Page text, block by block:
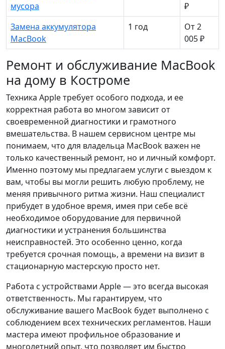
мусора
₽
Замена аккумулятора
MacBook
1 год
От 2
005 ₽
Ремонт и обслуживание MacBook
на дому в Костроме
Техника Apple требует особого подхода, и ее
корректная работа во многом зависит от
своевременной диагностики и грамотного
вмешательства. В нашем сервисном центре мы
понимаем, что для владельца MacBook важен не
только качественный ремонт, но и личный комфорт.
Именно поэтому мы предлагаем услуги с выездом к
вам, чтобы вы могли решить любую проблему, не
меняя привычного ритма жизни. Наш специалист
прибудет в удобное время, имея при себе всё
необходимое оборудование для первичной
диагностики и устранения большинства
неисправностей. Это особенно ценно, когда
требуется срочная помощь, а времени на визит в
стационарную мастерскую просто нет.
Работа с устройствами Apple — это всегда высокая
ответственность. Мы гарантируем, что
обслуживание вашего MacBook будет выполнено с
соблюдением всех технических регламентов. Наши
мастера имеют профильное образование и
многолетний опыт, что позволяет им быстро